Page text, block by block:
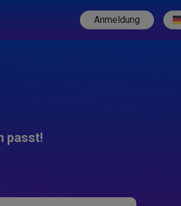
Anmeldung
passt!